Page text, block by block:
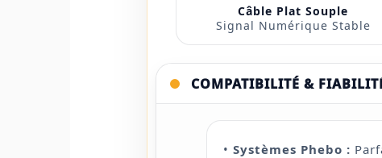
Câble Plat Souple
Signal Numérique Stable
COMPATIBILITÉ &
•Systèmes Phebo :